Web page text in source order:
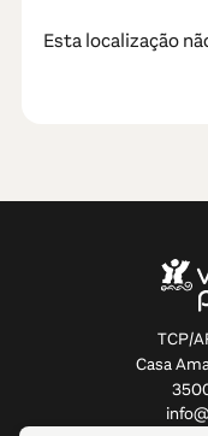
Esta localização
TCP/
Casa